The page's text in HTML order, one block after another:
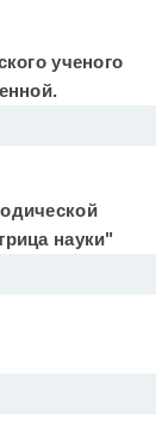
ученого
науки"